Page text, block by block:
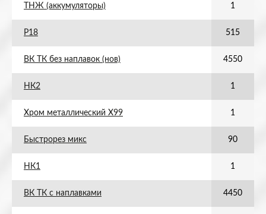
ТНЖ (аккумуляторы) 1
Р18 515
ВК ТК без наплавок (нов) 4550
НК2 1
Хром металлический Х99 1
Быстрорез микс 90
НК1 1
ВК ТК с наплавками 4450